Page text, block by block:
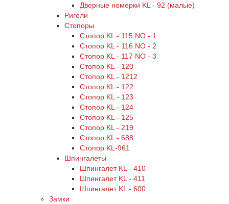
Дверные номерки KL - 92 (малые)
Ригели
Стопоры
Стопор KL - 115 NO - 1
Стопор KL - 116 NO - 2
Стопор KL - 117 NO - 3
Стопор KL - 120
Стопор KL - 1212
Стопор KL - 122
Стопор KL - 123
Стопор KL - 124
Стопор KL - 125
Стопор KL - 219
Стопор KL - 688
Стопор KL-961
Шпингалеты
Шпингалет KL - 410
Шпингалет KL - 411
Шпингалет KL - 600
Замки